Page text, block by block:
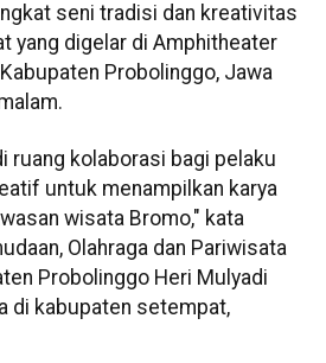
seni tradisi dan kreativitas
yang digelar di Amphitheater
Probolinggo, Jawa
ruang kolaborasi bagi pelaku
untuk menampilkan karya
wisata Bromo," kata
Olahraga dan Pariwisata
Probolinggo Heri Mulyadi
di kabupaten setempat,